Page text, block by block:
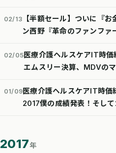
02/13
【半額セール】ついに『
ン西野『革命のファンファ
02/05医療介護ヘルスケアIT時
エムスリー決算、MDVの
01/09医療介護ヘルスケアIT時価
2017僕の成績発表！そし
2017年